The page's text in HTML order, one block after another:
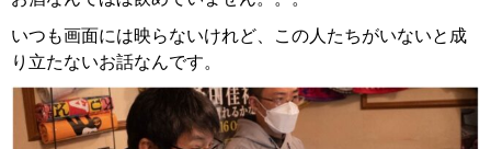
いつも画面には映らないけれど、この人たちがいないと成
り立たないお話なんです。